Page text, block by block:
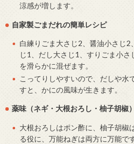
涼感が増します。
自家製ごまだれの簡単レシピ
白練りごま大さじ2、醤油小さじ2
じ1、だし大さじ1、すりごま小
を滑らかに混ぜます。
こってりしやすいので、だしや水
すと、かにの風味が生きます。
薬味（ネギ・大根おろし・柚子胡椒
大根おろしはポン酢に、柚子胡椒
る役に、万能ねぎは両方に万能です